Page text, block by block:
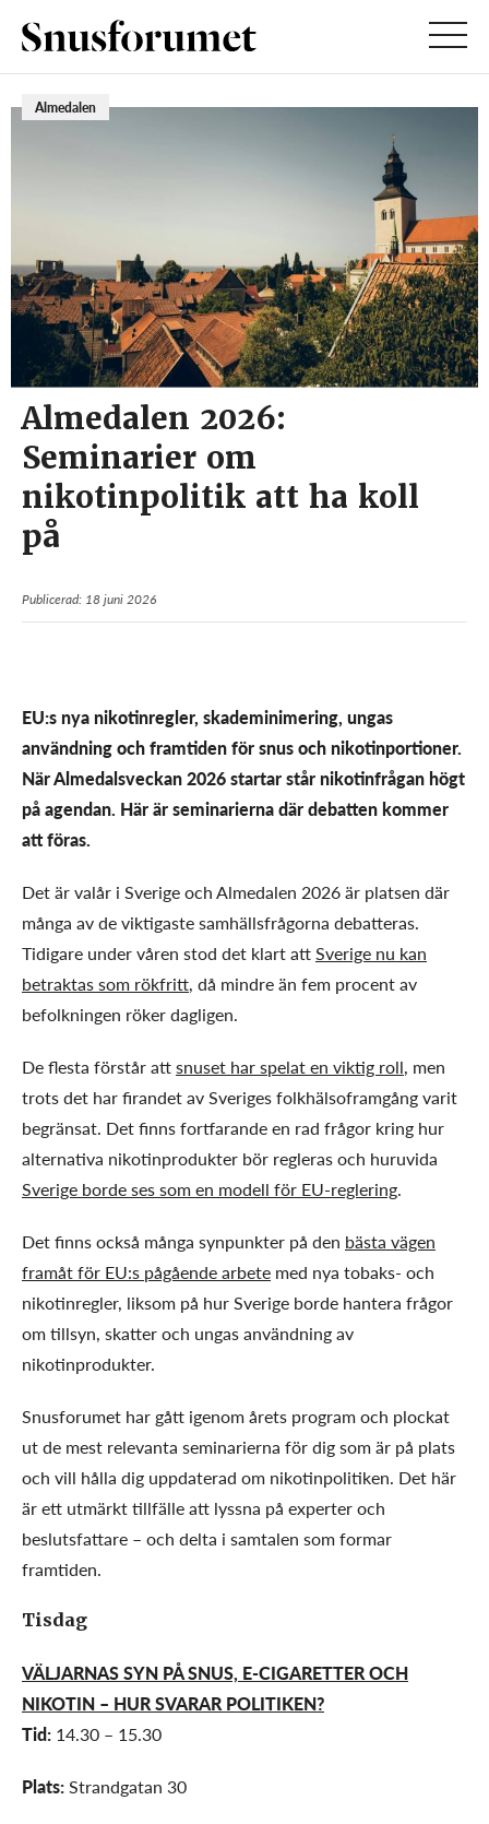
Almedalen
Almedalen 2026:
Seminarier om
nikotinpolitik att ha koll
på
Publicerad: 18 juni 2026
EU:s nya nikotinregler, skademinimering, ungas
användning och framtiden för snus och nikotinportioner.
När Almedalsveckan 2026 startar står nikotinfrågan högt
på agendan. Här är seminarierna där debatten kommer
att föras.
Det är valår i Sverige och Almedalen 2026 är platsen där
många av de viktigaste samhällsfrågorna debatteras.
Tidigare under våren stod det klart attSverige nu kan
betraktas som rökfritt, då mindre än fem procent av
befolkningen röker dagligen.
De flesta förstår attsnuset har spelat en viktig roll, men
trots det har firandet av Sveriges folkhälsoframgång varit
begränsat. Det finns fortfarande en rad frågor kring hur
alternativa nikotinprodukter bör regleras och huruvida
Sverige borde ses som en modell för EU-reglering.
Det finns också många synpunkter på den bästa vägen
framåt för EU:s pågående arbete med nya tobaks- och
nikotinregler, liksom på hur Sverige borde hantera frågor
om tillsyn, skatter och ungas användning av
nikotinprodukter.
Snusforumet har gått igenom årets program och plockat
ut de mest relevanta seminarierna för dig som är på plats
och vill hålla dig uppdaterad om nikotinpolitiken. Det här
är ett utmärkt tillfälle att lyssna på experter och
beslutsfattare – och delta i samtalen som formar
framtiden.
Tisdag
VÄLJARNAS SYN PÅ SNUS, E-CIGARETTER OCH
NIKOTIN – HUR SVARAR POLITIKEN?
Tid: 14.30 – 15.30
Plats:Strandgatan 30